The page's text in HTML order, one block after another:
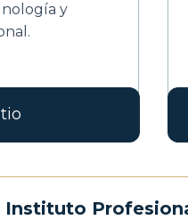
y
Instituto